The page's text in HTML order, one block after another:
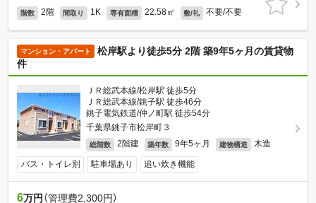
階数 2階 間取り 1K 専有面積 22.58㎡ 敷/礼 不要/不要
マンション・アパート
松岸駅より徒歩5分 2階 築9年5ヶ月の賃貸物
件
ＪＲ総武本線/松岸駅 徒歩5分
ＪＲ総武本線/銚子駅 徒歩46分
銚子電気鉄道/仲ノ町駅 徒歩54分
千葉県銚子市松岸町３
総階数 2階建 築年数 9年5ヶ月 建物構造 木造
バス・トイレ別 駐車場あり 追い炊き機能
6万円 （管理費2,300円）